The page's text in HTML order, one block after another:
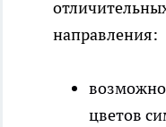
направления:
цветов